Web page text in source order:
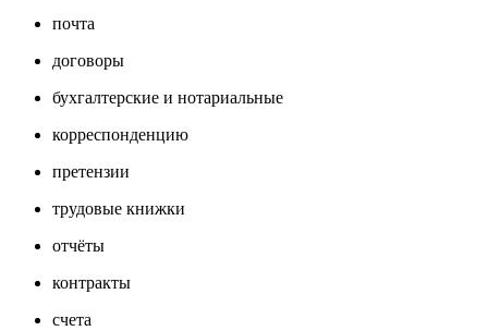
почта
договоры
бухгалтерские и нотариальные
корреспонденцию
претензии
трудовые книжки
отчёты
контракты
счета